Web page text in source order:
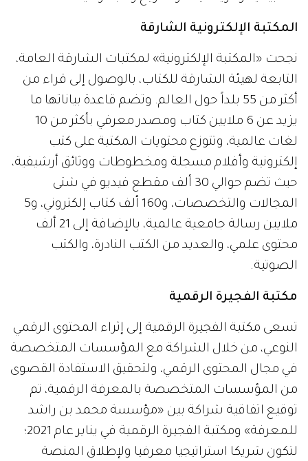
المكتبة الإلكترونية الشارقة
نجحت «المكتبة الإلكترونية» لمكتبات الشارقة العامة،
التابعة لهيئة الشارقة للكتاب، بالوصول إلى قراء من
أكثر من 55 بلداً حول العالم. وتضم قاعدة بياناتها ما
يزيد عن 6 ملايين كتاب ومصدر معرفي بأكثر من 10
لغات عالمية، وتتوزع محتويات المكتبة على كتب
إلكترونية وأفلام مسجلة ومخطوطات ووثائق أرشيفية،
حيث تضم حوالي 30 ألف مقطع فيديو في شتى
المجالات والتخصصات، و160 ألف كتاب إلكتروني، و5
ملايين رسالة جامعية عالمية، بالإضافة إلى 21 ألف
محتوى علمي، والعديد من الكتب النادرة، والكتب
الصوتية.
مكتبة الفجيرة الرقمية
تسعى مكتبة الفجيرة الرقمية إلى إثراء المحتوى الرقمي
النوعي، من خلال الشراكة مع المؤسسات المتخصصة
في مجال المحتوى الرقمي، ولتحقيق الاستفادة القصوى
من المؤسسات المتخصصة بالمعرفة الرقمية، تم
توقيع اتفاقية شراكة بين «مؤسسة محمد بن راشد
للمعرفة» ومكتبة الفجيرة الرقمية في يناير عام 2021؛
لتكون شريكا استراتيجيا معرفيا ولإطلاق المنصة